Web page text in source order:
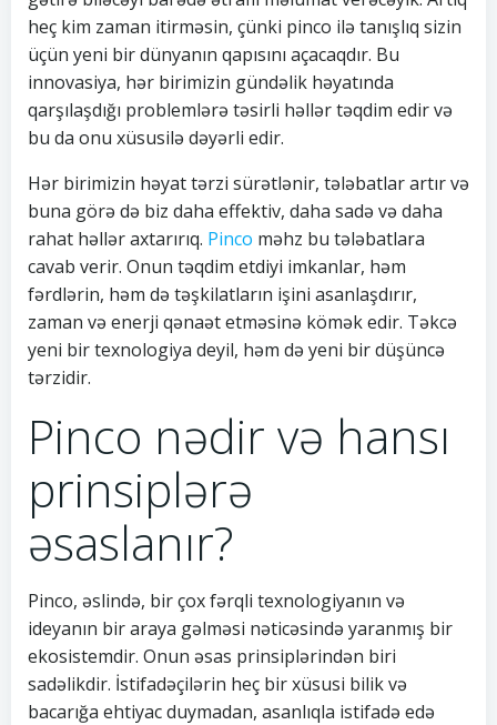
heç kim zaman itirməsin, çünki pinco ilə tanışlıq sizin
üçün yeni bir dünyanın qapısını açacaqdır. Bu
innovasiya, hər birimizin gündəlik həyatında
qarşılaşdığı problemlərə təsirli həllər təqdim edir və
bu da onu xüsusilə dəyərli edir.
Hər birimizin həyat tərzi sürətlənir, tələbatlar artır və
buna görə də biz daha effektiv, daha sadə və daha
rahat həllər axtarırıq. Pinco məhz bu tələbatlara
cavab verir. Onun təqdim etdiyi imkanlar, həm
fərdlərin, həm də təşkilatların işini asanlaşdırır,
zaman və enerji qənaət etməsinə kömək edir. Təkcə
yeni bir texnologiya deyil, həm də yeni bir düşüncə
tərzidir.
Pinco nədir və hansı
prinsiplərə
əsaslanır?
Pinco, əslində, bir çox fərqli texnologiyanın və
ideyanın bir araya gəlməsi nəticəsində yaranmış bir
ekosistemdir. Onun əsas prinsiplərindən biri
sadəlikdir. İstifadəçilərin heç bir xüsusi bilik və
bacarığa ehtiyac duymadan, asanlıqla istifadə edə